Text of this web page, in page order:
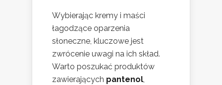
Wybierając kremy i maści
łagodzące oparzenia
słoneczne, kluczowe jest
zwrócenie uwagi na ich skład.
Warto poszukać produktów
zawierających pantenol,